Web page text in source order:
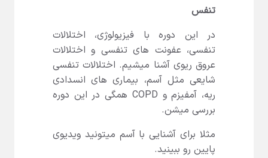
تنفس
در این دوره با فیزیولوژی، اختلالات
تنفسی، عفونت های تنفسی و اختلالات
عروق ریوی آشنا میشیم. اختلالات تنفسی
شایعی مثل آسم، بیماری های انسدادی
ریه، آمفیزم و COPD همگی در این دوره
بررسی میشن.
مثلا برای آشنایی با آسم میتونید ویدیوی
پایین رو ببینید.